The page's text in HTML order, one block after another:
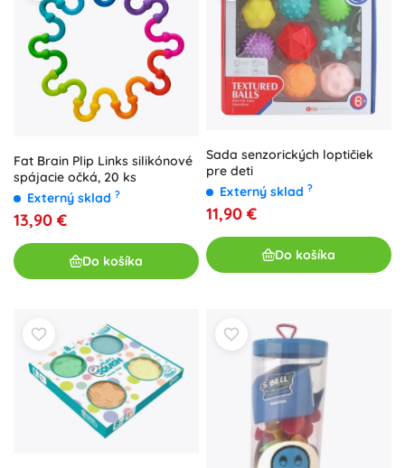
Fat Brain Plip Links silikónové
spájacie očká, 20 ks
Externý sklad ?
13,90 €
Do košíka
Sada senzorických loptičiek
pre deti
Externý sklad ?
11,90 €
Do košíka